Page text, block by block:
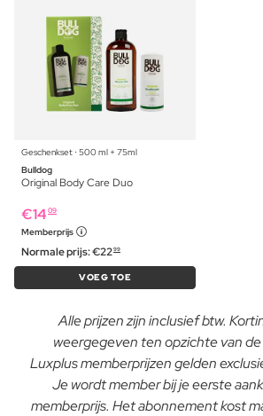
Geschenkset ⋅ 500 ml + 75ml
Bulldog
Original Body Care Duo
€14 09
Memberprijs
Normale prijs:€2299
VOEG TOE
Alle prijzen zijn inclusief btw.
weergegeven ten opzichte van de
Luxplus memberprijzen gelden
Je wordt member bij je eerste
memberprijs. Het abonnement kost